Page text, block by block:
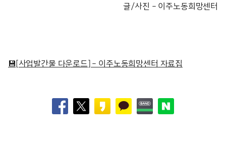
글/사진 – 이주노동희망센터
💾[사업발간물 다운로드] – 이주노동희망센터 자료집